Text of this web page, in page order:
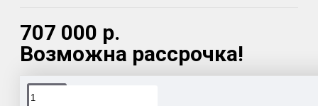
707 000 р.
Возможна рассрочка!
Доставка товара по всему Таможенному союзу.